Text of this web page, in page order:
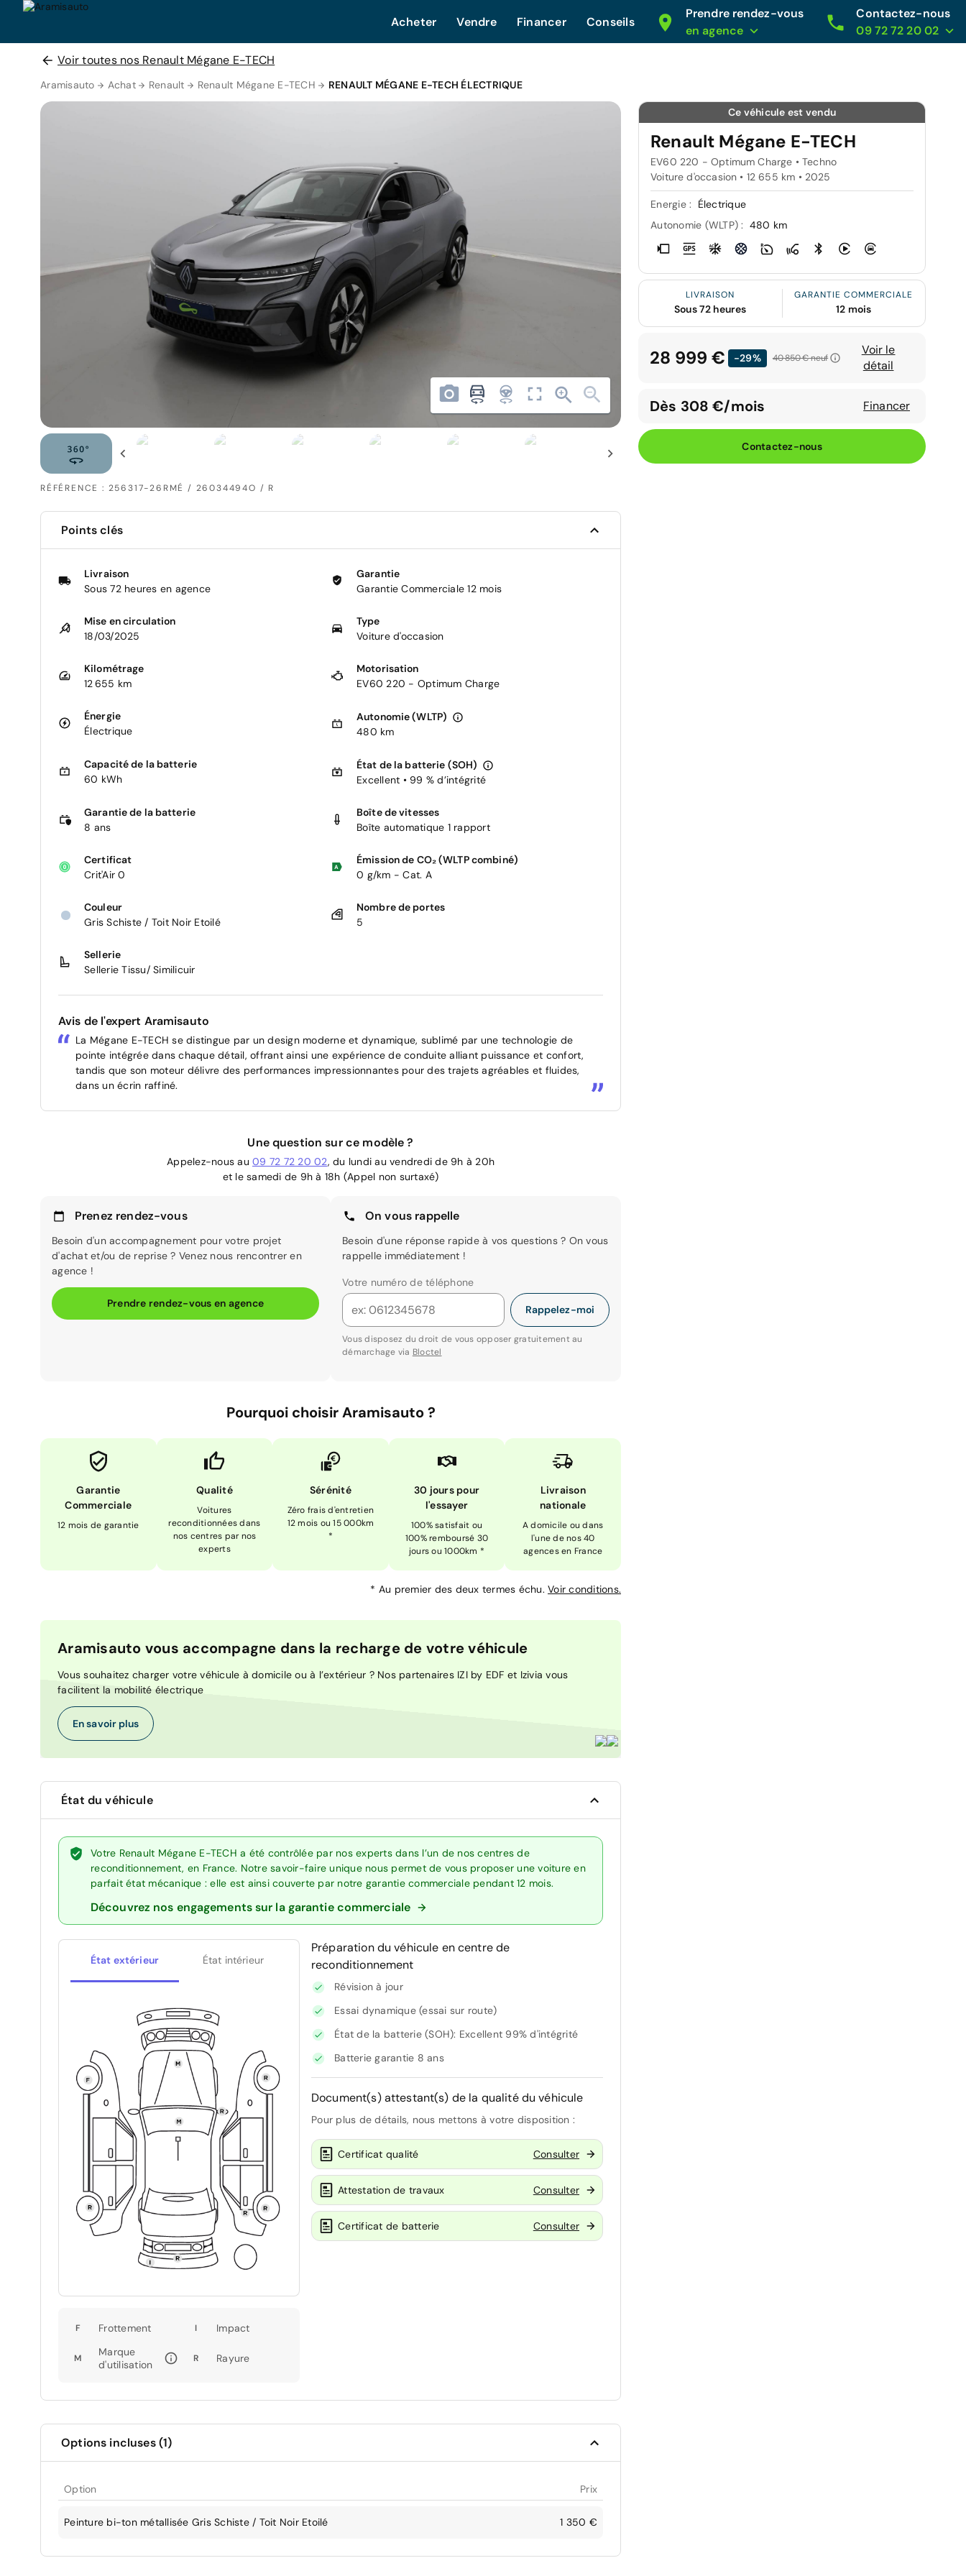
Acheter Vendre Financer Conseils
Prendre rendez-vous
en agence
Contactez-nous
09 72 72 20 02
Voir toutes nos Renault Mégane E-TECH
Aramisauto Achat Renault Renault Mégane E-TECH RENAULT MÉGANE E-TECH ÉLECTRIQUE
RÉFÉRENCE : 256317-26RMÉ / 26034494O / R
Ce véhicule est vendu
Renault Mégane E-TECH
EV60 220 - Optimum Charge • Techno
Voiture d'occasion • 12 655 km • 2025
Energie :
Électrique
Autonomie (WLTP) : 480 km
LIVRAISON
Sous 72 heures
GARANTIE COMMERCIALE
12 mois
28 999 € -29% 40 850 €neuf
Voir le
détail
Dès 308 €/mois Financer
Contactez-nous
Points clés
Livraison
Sous 72 heures en agence
Garantie
Garantie Commerciale 12 mois
Mise en circulation
18/03/2025
Type
Voiture d'occasion
Kilométrage
12 655 km
Motorisation
EV60 220 - Optimum Charge
Énergie
Électrique
Autonomie (WLTP)
480 km
Capacité de la batterie
60 kWh
État de la batterie (SOH)
Excellent • 99 % d’intégrité
Garantie de la batterie
8 ans
Boîte de vitesses
Boîte automatique 1 rapport
Certificat
Crit'Air 0
Émission de CO₂ (WLTP combiné)
0 g/km - Cat. A
Couleur
Gris Schiste / Toit Noir Etoilé
Nombre de portes
5
Sellerie
Sellerie Tissu/ Similicuir
Avis de l'expert Aramisauto
La Mégane E-TECH se distingue par un design moderne et dynamique, sublimé par une technologie de
pointe intégrée dans chaque détail, offrant ainsi une expérience de conduite alliant puissance et confort,
tandis que son moteur délivre des performances impressionnantes pour des trajets agréables et fluides,
dans un écrin raffiné.
Une question sur ce modèle ?
Appelez-nous au 09 72 72 20 02, du lundi au vendredi de 9h à 20h
et le samedi de 9h à 18h (Appel non surtaxé)
Prenez rendez-vous
Besoin d'un accompagnement pour votre projet
d'achat et/ou de reprise ? Venez nous rencontrer en
agence !
Prendre rendez-vous en agence
On vous rappelle
Besoin d'une réponse rapide à vos questions ? On vous
rappelle immédiatement !
Votre numéro de téléphone
Rappelez-moi
Vous disposez du droit de vous opposer gratuitement au
démarchage via Bloctel
Pourquoi choisir Aramisauto ?
Garantie
Commerciale
12 mois de garantie
Qualité
Voitures
reconditionnées dans
nos centres par nos
experts
Sérénité
Zéro frais d'entretien
12 mois ou 15 000km
*
30 jours pour
l'essayer
100% satisfait ou
100% remboursé 30
jours ou 1000km *
Livraison
nationale
A domicile ou dans
l'une de nos 40
agences en France
* Au premier des deux termes échu. Voir conditions.
Aramisauto vous accompagne dans la recharge de votre véhicule
Vous souhaitez charger votre véhicule à domicile ou à l’extérieur ? Nos partenaires IZI by EDF et Izivia vous
facilitent la mobilité électrique
En savoir plus
État du véhicule
Votre Renault Mégane E-TECH a été contrôlée par nos experts dans l’un de nos centres de
reconditionnement, en France. Notre savoir-faire unique nous permet de vous proposer une voiture en
parfait état mécanique : elle est ainsi couverte par notre garantie commerciale pendant 12 mois.
Découvrez nos engagements sur la garantie commerciale
État extérieur État intérieur
F Frottement I Impact
M
Marque
d'utilisation
R Rayure
Préparation du véhicule en centre de
reconditionnement
Révision à jour
Essai dynamique (essai sur route)
État de la batterie (SOH): Excellent 99% d'intégrité
Batterie garantie 8 ans
Document(s) attestant(s) de la qualité du véhicule
Pour plus de détails, nous mettons à votre disposition :
Certificat qualité Consulter
Attestation de travaux Consulter
Certificat de batterie Consulter
Options incluses (1)
Option Prix
Peinture bi-ton métallisée Gris Schiste / Toit Noir Etoilé 1 350 €